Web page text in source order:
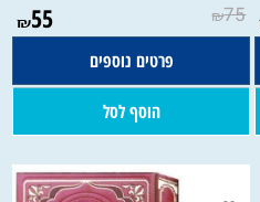
₪75
₪55
פרטים נוספים
הוסף לסל